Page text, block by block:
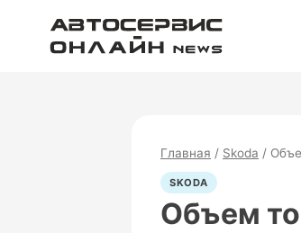
содержимому
Главная / Skoda /
SKODA
Объем